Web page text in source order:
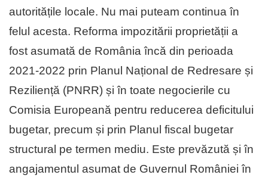
autoritățile locale. Nu mai puteam continua în
felul acesta. Reforma impozitării proprietății a
fost asumată de România încă din perioada
2021-2022 prin Planul Național de Redresare și
Reziliență (PNRR) și în toate negocierile cu
Comisia Europeană pentru reducerea deficitului
bugetar, precum și prin Planul fiscal bugetar
structural pe termen mediu. Este prevăzută și în
angajamentul asumat de Guvernul României în